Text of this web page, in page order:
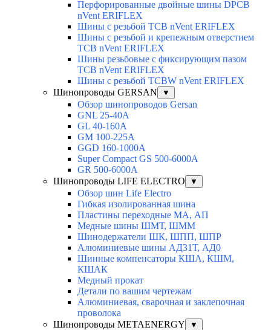
Перфорированные двойные шины DPCB
nVent ERIFLEX
Шины с резьбой TCB nVent ERIFLEX
Шины с резьбой и крепежным отверстием
TCB nVent ERIFLEX
Шины резьбовые с фиксирующим пазом
TCB nVent ERIFLEX
Шины с резьбой TCBW nVent ERIFLEX
Шинопроводы GERSAN
▼
Обзор шинопроводов Gersan
GNL 25-40A
GL 40-160A
GM 100-225A
GGD 160-1000A
Super Compact GS 500-6000A
GR 500-6000A
Шинопроводы LIFE ELECTRO
▼
Обзор шин Life Electro
Гибкая изолированная шина
Пластины переходные МА, АП
Медные шины ШМТ, ШММ
Шинодержатели ШК, ШПП, ШПР
Алюминиевые шины АД31Т, АД0
Шинные компенсаторы КША, КШМ,
КШАК
Медный прокат
Детали по вашим чертежам
Алюминиевая, cварочная и заклепочная
проволока
Шинопроводы METAENERGY
▼